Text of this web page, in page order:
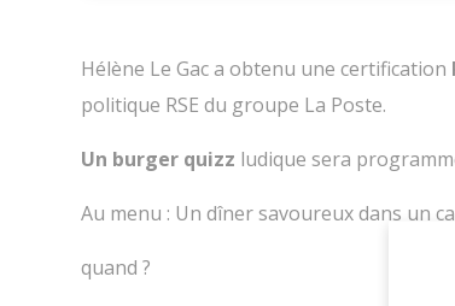
Hélène Le Gac a obtenu une certification
politique RSE du groupe La Poste.
Un burger quizz ludique sera
Au menu : Un dîner savoureux dans un
quand ?